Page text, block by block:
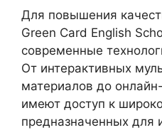
Для повышения
Green Card English
современные
От интерактивных
материалов до
имеют доступ к
предназначенных для